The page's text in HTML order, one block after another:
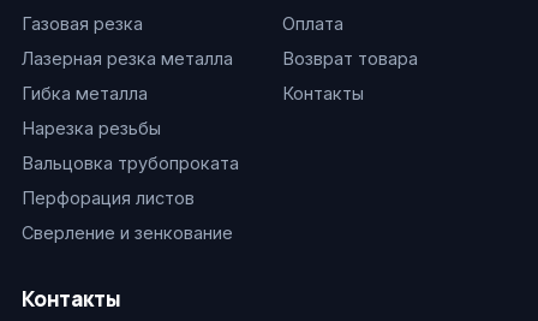
Газовая резка
Лазерная резка металла
Гибка металла
Нарезка резьбы
Вальцовка трубопроката
Перфорация листов
Сверление и зенкование
Оплата
Возврат товара
Контакты
Контакты